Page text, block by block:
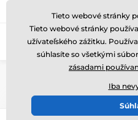
Zavolajte nám (Po-Pi 8-17)
Tieto webové stránky
Tieto webové stránky
užívateľského zážitku.
súhlasíte so všetkými
zásadami
Iba